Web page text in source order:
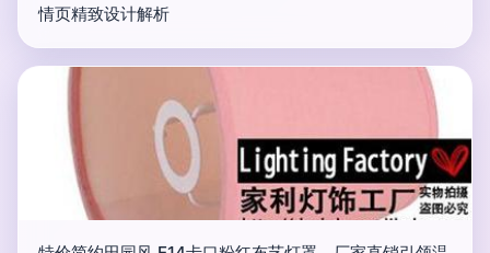
情页精致设计解析